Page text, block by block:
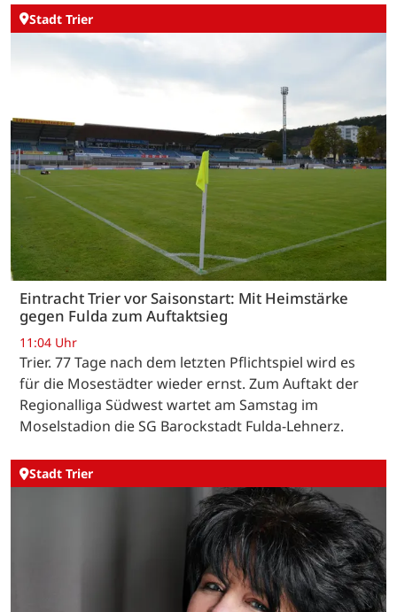
Stadt Trier
Eintracht Trier vor Saisonstart: Mit Heimstärke
gegen Fulda zum Auftaktsieg
11:04 Uhr
Trier. 77 Tage nach dem letzten Pflichtspiel wird es
für die Mosestädter wieder ernst. Zum Auftakt der
Regionalliga Südwest wartet am Samstag im
Moselstadion die SG Barockstadt Fulda-Lehnerz.
Stadt Trier